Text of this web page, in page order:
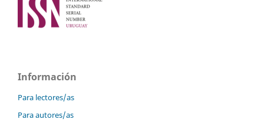
Información
Para lectores/as
Para autores/as